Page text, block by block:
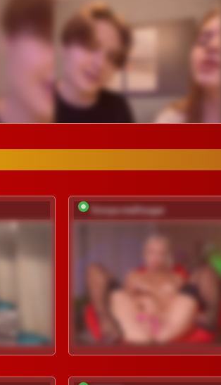
Sonya-reallsugar